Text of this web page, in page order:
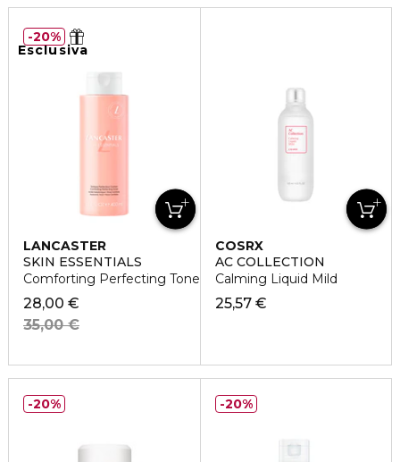
Esclusiva
LANCASTER
SKIN ESSENTIALS
Comforting Perfecting Toner
28,00 €
35,00 €
20%
COSRX
AC COLLECTION
Calming Liquid Mild
25,57 €
20% 20%